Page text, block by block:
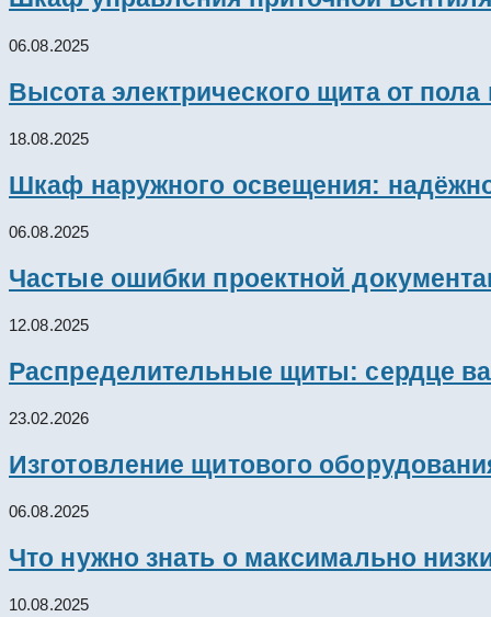
06.08.2025
Высота электрического щита от
18.08.2025
Шкаф наружного освещения:
06.08.2025
Частые ошибки проектной
12.08.2025
Распределительные щиты: сердце
23.02.2026
Изготовление щитового
06.08.2025
Что нужно знать о максимально
10.08.2025